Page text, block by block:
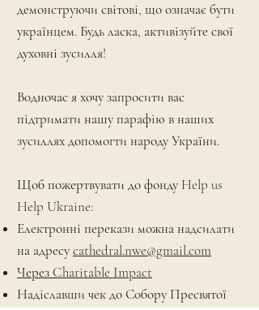
демонструючи світові, що означає бути
українцем. Будь ласка, активізуйте свої
духовні зусилля!
Водночас я хочу запросити вас
підтримати нашу парафію в наших
зусиллях допомогти народу України.
Щоб пожертвувати до фонду Help us
Help Ukraine:
Електронні перекази можна надсилати
на адресуcathedral.nwe@gmail.com
Через Charitable Impact
Надіславши чек до Собору Пресвятої